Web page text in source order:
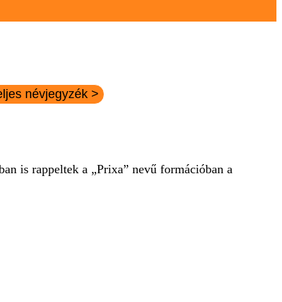
névjegyzék >
is rappeltek a „Prixa” nevű formációban a